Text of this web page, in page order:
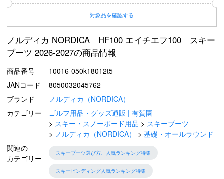
対象品を確認する
ノルディカ NORDICA HF100 エイチエフ100 スキー
ブーツ 2026-2027の商品情報
商品番号
10016-050k18012t5
JANコード
8050032045762
ブランド
ノルディカ（NORDICA）
カテゴリー
ゴルフ用品・グッズ通販 | 有賀園
スキー・スノーボード用品
スキーブーツ
ノルディカ（NORDICA）
基礎・オールラウンド
関連の
カテゴリー
スキーブーツ選び方、人気ランキング特集
スキービンディング人気ランキング特集